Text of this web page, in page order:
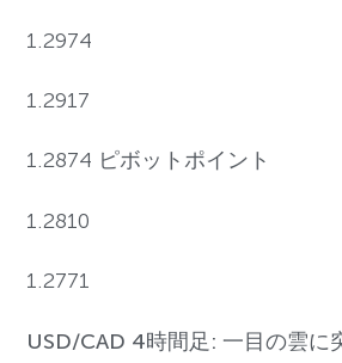
1.2974
1.2917
1.2874 ピボットポイント
1.2810
1.2771
USD/CAD 4時間足: 一目の雲に